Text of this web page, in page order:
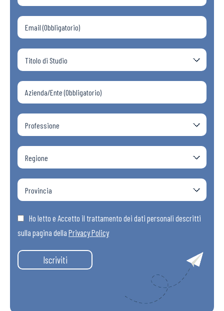
Ho letto e Accetto il trattamento dei dati personali descritti
sulla pagina della Privacy Policy
Iscriviti